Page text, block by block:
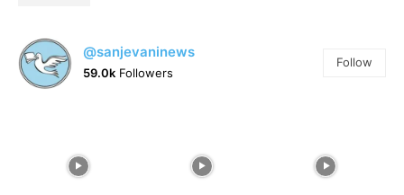
@sanjevaninews
59.0k Followers
Follow